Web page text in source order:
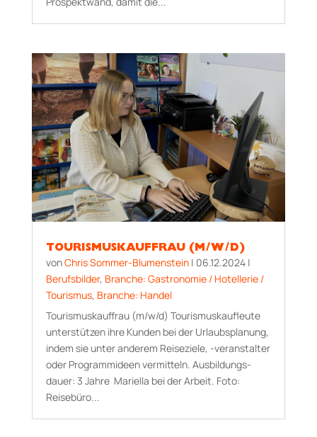
TOURISMUSKAUFFRAU (M/W/D)
vonChris Sommer-Blumenstein| 06.12.2024|
Berufsbilder, Branche: Gastronomie / Hotellerie /
Tourismus, Branche: Handel
Tourismuskauffrau (m/w/d) Tourismuskaufleute
unterstützen ihre Kunden bei der Urlaubsplanung,
indem sie unter anderem Reiseziele, -veranstalter
oder Programmideen vermitteln. Aus­bildungs­
dauer: 3 Jahre Mariella bei der Arbeit. Foto:
Reisebüro...